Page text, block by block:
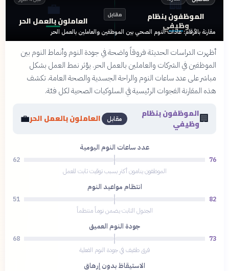
الموظفون بنظام
وظيفي
مقابل 💼
العاملون بالعمل الحر
مقارنة بالأرقام: عادات النوم الصحي بين الموظفين والعاملين بالعمل الحر
أظهرت الدراسات الحديثة فروقاً واضحة في جودة النوم وأنماط النوم بين
الموظفين في الشركات والعاملين بالعمل الحر. يؤثر نمط العمل بشكل
مباشر على عدد ساعات النوم والراحة الجسدية والصحة العامة. تكشف
هذه المقارنة الفجوات الرئيسية في السلوكيات الصحية لكل فئة.
🏢الموظفون بنظام
وظيفي
مقابل العاملون بالعمل الحر💼
عدد ساعات النوم اليومية
76
62
الموظفون ينامون أكثر بسبب توقيت ثابت للعمل
انتظام مواعيد النوم
82
51
الجدول الثابت يضمن نوماً منتظماً
جودة النوم العميق
73
68
فرق طفيف في جودة النوم الفعلية
الاستيقاظ بدون إرهاق